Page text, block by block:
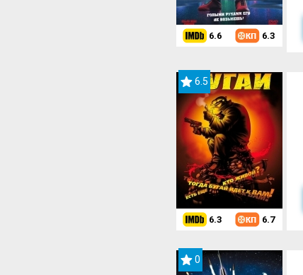
6.6 6.3
6.5
6.3 6.7
0